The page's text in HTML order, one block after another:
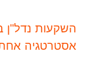
השקעות נדל"ן
אסטרטגיה